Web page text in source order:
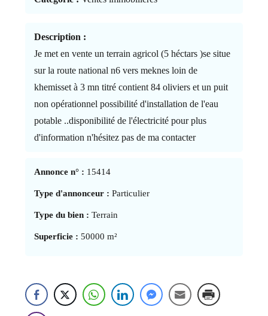
Description :
Je met en vente un terrain agricol (5 héctars )se situe
sur la route national n6 vers meknes loin de
khemisset à 3 mn titré contient 84 oliviers et un puit
non opérationnel possibilité d'installation de l'eau
potable ..disponibilité de l'électricité pour plus
d'information n'hésitez pas de ma contacter
Annonce n° : 15414
Type d'annonceur : Particulier
Type du bien : Terrain
Superficie : 50000 m²